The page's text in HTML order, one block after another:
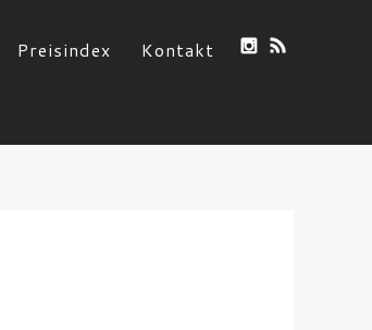
Preisindex Kontakt